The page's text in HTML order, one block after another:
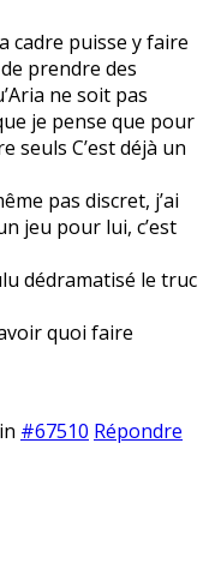
cadre puisse y faire
prendre des
ne soit pas
je pense que pour
seuls C’est déjà un
pas discret, j’ai
jeu pour lui, c’est
dédramatisé le truc
quoi faire
#67510 Répondre